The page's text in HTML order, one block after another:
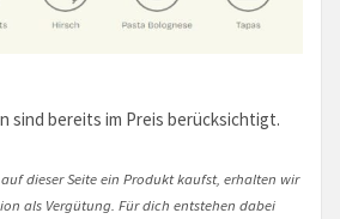
sind bereits im Preis berücksichtigt.
dieser Seite ein Produkt kaufst, erhalten wir
als Vergütung. Für dich entstehen dabei